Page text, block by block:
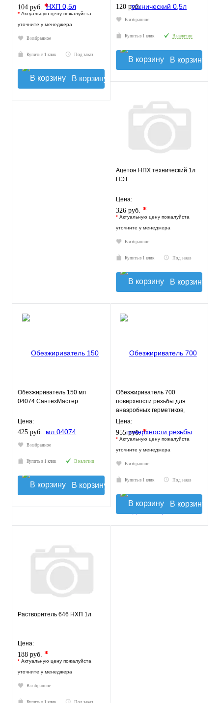
104 руб. *
* Актуальную цену пожалуйста
уточните у менеджера
В избранное
Купить в 1 клик Под заказ
В корзину
120 руб.
В избранное
Купить в 1 клик В наличии
В корзину
Ацетон НПХ технический 1л
ПЭТ
Цена:
326 руб. *
* Актуальную цену пожалуйста
уточните у менеджера
В избранное
Купить в 1 клик Под заказ
В корзину
Обезжириватель 150 мл
04074 СантехМастер
Цена:
425 руб.
В избранное
Купить в 1 клик В наличии
В корзину
Обезжириватель 700
поверхности резьбы для
анаэробных герметиков,
650мл MB402700650 Mr.Bond
Цена:
955 руб.*
* Актуальную цену пожалуйста
уточните у менеджера
В избранное
Купить в 1 клик Под заказ
В корзину
Растворитель 646 НХП 1л
Цена:
188 руб. *
* Актуальную цену пожалуйста
уточните у менеджера
В избранное
Купить в 1 клик Под заказ